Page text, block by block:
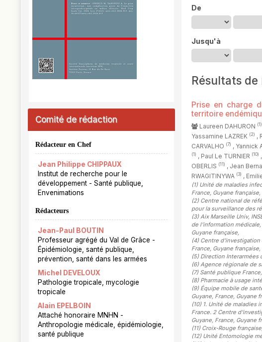
Comité de rédaction
Rédacteur en Chef
Jean Philippe CHIPPAUX
Institut de recherche pour le
développement - Santé publique,
Envenimations
Rédacteurs
Jean-Paul BOUTIN
Professeur agrégé du Val de Grâce -
Épidémiologie, santé publique,
prévention, santé dans les armées
Michel DEVELOUX
Pathologie tropicale, mycologie
tropicale
Alain EPELBOIN
Attaché honoraire MNHN -
Anthropologie médicale, épidémiologie,
santé publique
De
Jusqu'à
Résultats
Prise en charge
territoire
Laureen DAHURON (1)
Yassamine LAZREK (2) ,
CARVALHO (7) , Yannick
(1) , Paul Le TURNIER (10)
OBERLIS (11) , Jean
RWAGITINYWA (3) ,
(1) Unité de maladies
France, Guyane française,
(2) Centre national de
pour la surveillance des
(3) Aix Marseille Univ,
de l’information
Guyane française,
(4) Centre d’investigation
France, Guyane française,
(5) Direction Interarmées
(6) Agence régionale de
(7) Santé publique
(8) Pharmacie à usage
(9) Équipe mobile de
Guyane, France, Guyane
(10) 1. Unité de maladies
France. 2 Centre
Guyane, France, Guyane
(11) Croix-Rouge
(12) Unité Entomologie